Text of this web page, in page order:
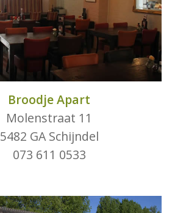
Broodje Apart
Molenstraat 11
5482 GA Schijndel
073 611 0533